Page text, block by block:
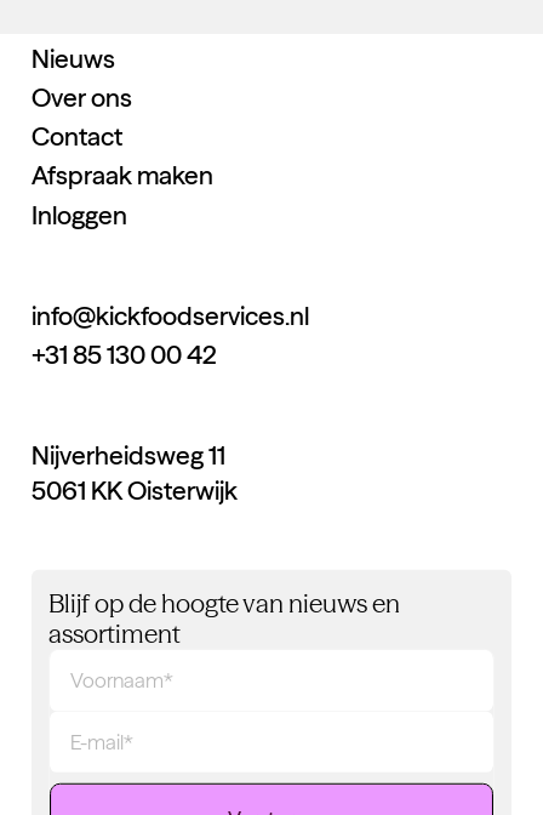
Nieuws
Over ons
Contact
Afspraak maken
Inloggen
info@kickfoodservices.nl
+31 85 130 00 42
Nijverheidsweg 11
5061 KK Oisterwijk
Blijf op de hoogte van nieuws en
assortiment